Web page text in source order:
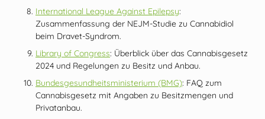
International League Against Epilepsy:
Zusammenfassung der NEJM‑Studie zu Cannabidiol
beim Dravet‑Syndrom.
Library of Congress: Überblick über das Cannabisgesetz
2024 und Regelungen zu Besitz und Anbau.
Bundesgesundheitsministerium (BMG): FAQ zum
Cannabisgesetz mit Angaben zu Besitzmengen und
Privatanbau.